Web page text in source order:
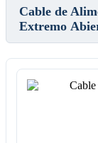
Cable de
Extremo